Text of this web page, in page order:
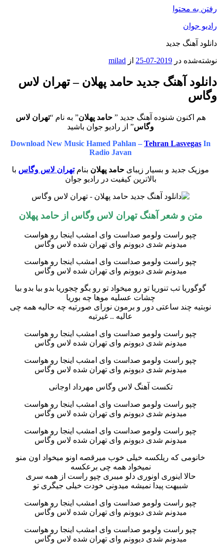
رفتن به محتوا
رادیو جوان
دانلود آهنگ جدید
نوشته‌شده در 2019-07-25 از milad
دانلود آهنگ جدید حامد پهلان – تهران لاس
وگاس
هم اکنون شنوده آهنگ جدید ”حامد پهلان” به نام “تهران لاس
وگاس” از رادیو جوان باشید
Download New Music Hamed Pahlan – Tehran Lasvegas In
Radio Javan
موزیک جدید و بسیار زیبای حامد پهلان بنامتهران لاس وگاس با
بالاترین کیفیت در رادیو جوان
متن و شعر آهنگتهران لاس وگاس از حامد پهلان
چپو راست ولومو صداست وای امشب اینجا رو هواست
میدونم شدی دیوونم وای تهران شده لاس وگاس
چپو راست ولومو صداست وای امشب اینجا رو هواست
میدونم شدی دیوونم وای تهران شده لاس وگاس
گوگوریا تب تنوریا تو رو میخواد تو رو بگو چجوریا بدو بیا بدو بیا
چشات عسلیه موها چه بوریا
نوبتیه چند ساعتی دور و برمون نورای صورتیه چه حالیه همه چی
عالیه .. غیرتیه
چپو راست ولومو صداست وای امشب اینجا رو هواست
میدونم شدی دیوونم وای تهران شده لاس وگاس
چپو راست ولومو صداست وای امشب اینجا رو هواست
میدونم شدی دیوونم وای تهران شده لاس وگاس
تکست آهنگ لاس وگاس مهرداد اوجانی
چپو راست ولومو صداست وای امشب اینجا رو هواست
میدونم شدی دیوونم وای تهران شده لاس وگاس
چپو راست ولومو صداست وای امشب اینجا رو هواست
میدونم شدی دیوونم وای تهران شده لاس وگاس
خانومی که ریلکسه خیلی خوب میرقصه اونو میخواد اون منو
نمیخواد همه چی برعکسه
حالا اینوری اونوری دلو میبری چپو راست از همه سری
شبیهت پیدا نمیشه میدونی خودت خیلی جیگری تو
چپو راست ولومو صداست وای امشب اینجا رو هواست
میدونم شدی دیوونم وای تهران شده لاس وگاس
چپو راست ولومو صداست وای امشب اینجا رو هواست
میدونم شدی دیوونم وای تهران شده لاس وگاس